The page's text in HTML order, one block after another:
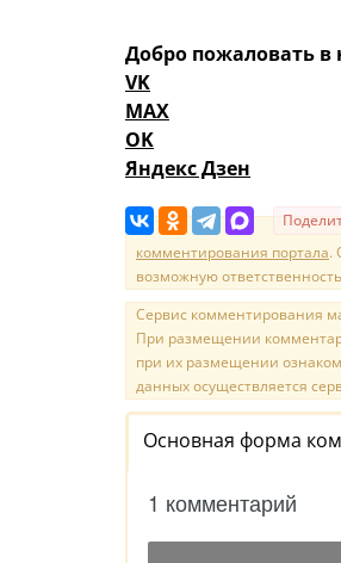
Добро пожаловать в
VK
MAX
OK
Яндекс Дзен
комментирования портала.
возможную
Сервис комментирования
При размещении
при их размещении
данных осуществляется
Основная форма
1 комментарий